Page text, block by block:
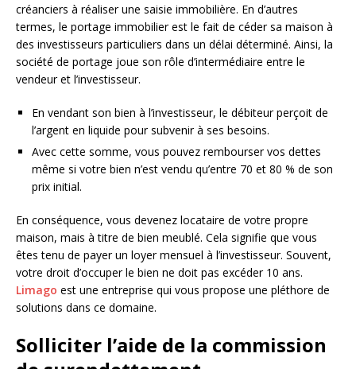
créanciers à réaliser une saisie immobilière. En d’autres
termes, le portage immobilier est le fait de céder sa maison à
des investisseurs particuliers dans un délai déterminé. Ainsi, la
société de portage joue son rôle d’intermédiaire entre le
vendeur et l’investisseur.
En vendant son bien à l’investisseur, le débiteur perçoit de
l’argent en liquide pour subvenir à ses besoins.
Avec cette somme, vous pouvez rembourser vos dettes
même si votre bien n’est vendu qu’entre 70 et 80 % de son
prix initial.
En conséquence, vous devenez locataire de votre propre
maison, mais à titre de bien meublé. Cela signifie que vous
êtes tenu de payer un loyer mensuel à l’investisseur. Souvent,
votre droit d’occuper le bien ne doit pas excéder 10 ans.
Limago est une entreprise qui vous propose une pléthore de
solutions dans ce domaine.
Solliciter l’aide de la commission